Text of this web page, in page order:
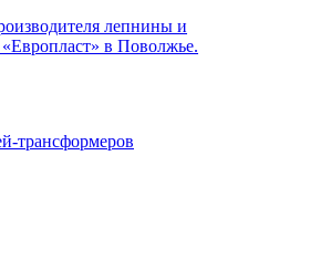
лепнины и
«Европласт» в Поволжье.
трансформеров